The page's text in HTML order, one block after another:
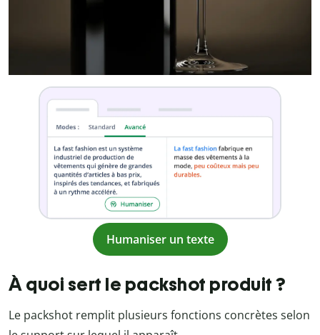
Humaniser un texte
À quoi sert le packshot produit ?
Le packshot remplit plusieurs fonctions concrètes selon